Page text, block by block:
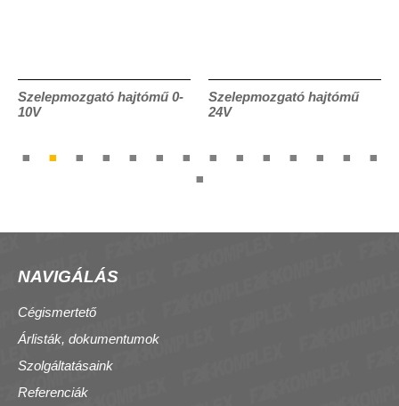
Szelepmozgató hajtómű 0-
10V
Szelepmozgató hajtómű
24V
NAVIGÁLÁS
Cégismertető
Árlisták, dokumentumok
Szolgáltatásaink
Referenciák